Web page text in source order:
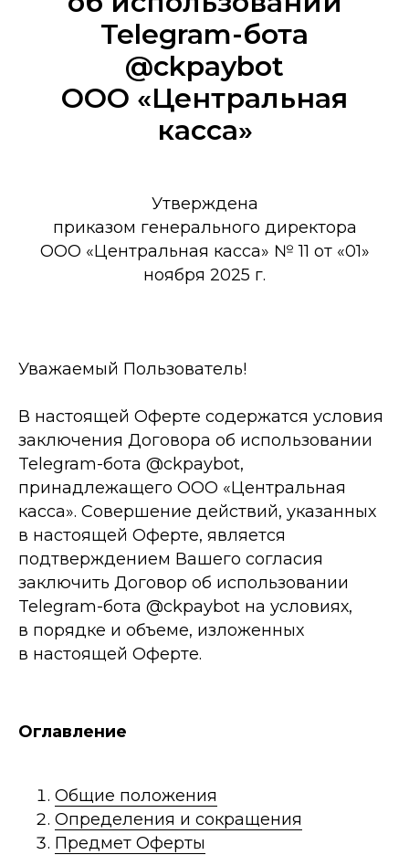
Telegram-бота
@ckpaybot
ООО «Центральная
касса»
Утверждена
приказом генерального директора
ООО «Центральная касса» № 11 от «01»
ноября 2025 г.
Уважаемый Пользователь!
В настоящей Оферте содержатся условия
заключения Договора об использовании
Telegram-бота @ckpaybot,
принадлежащего ООО «Центральная
касса». Совершение действий, указанных
в настоящей Оферте, является
подтверждением Вашего согласия
заключить Договор об использовании
Telegram-бота @ckpaybot на условиях,
в порядке и объеме, изложенных
в настоящей Оферте.
Оглавление
Общие положения
Определения и сокращения
Предмет Оферты